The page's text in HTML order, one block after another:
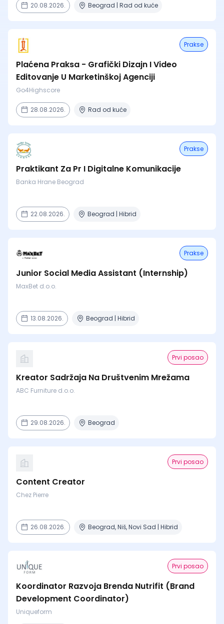
20.08.2026. Beograd | Rad od kuće
Prakse
Plaćena Praksa - Grafički Dizajn I Video
Editovanje U Marketinškoj Agenciji
Go4Highscore
28.08.2026. Rad od kuće
Prakse
Praktikant Za Pr I Digitalne Komunikacije
Banka Hrane Beograd
22.08.2026. Beograd | Hibrid
Prakse
Junior Social Media Assistant (Internship)
MaxBet d.o.o.
13.08.2026. Beograd | Hibrid
Prvi posao
Kreator Sadržaja Na Društvenim Mrežama
ABC Furniture d.o.o.
29.08.2026. Beograd
Prvi posao
Content Creator
Chez Pierre
26.08.2026. Beograd, Niš, Novi Sad | Hibrid
Prvi posao
Koordinator Razvoja Brenda Nutrifit (Brand
Development Coordinator)
Uniqueform